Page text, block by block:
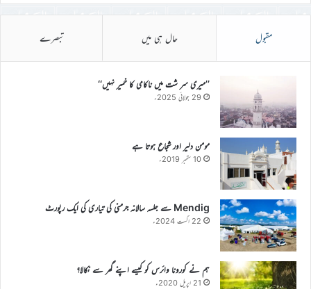
مقبول حال ہی میں تبصرے
’’میری سر شت میں ناکامی کا خمیر نہیں‘‘
29 جولائی 2025ء
مومن دلیر اور شجاع ہوتا ہے
10 ستمبر 2019ء
Mendig سے جلسہ سالانہ جرمنی کی تیاری کی ایک رپورٹ
22 اگست 2024ء
ہم نے کورونا وائرس کو کیسے اپنے گھر سے نکالا؟
21 اپریل 2020ء